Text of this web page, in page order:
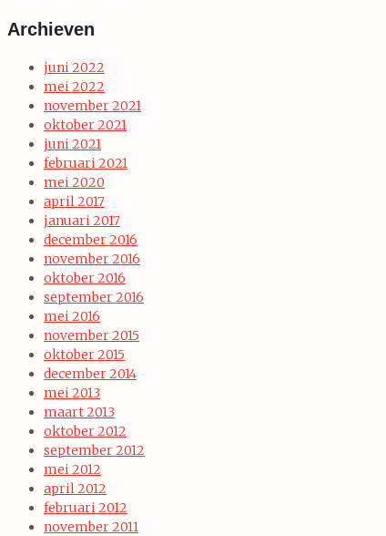
Archieven
juni 2022
mei 2022
november 2021
oktober 2021
juni 2021
februari 2021
mei 2020
april 2017
januari 2017
december 2016
november 2016
oktober 2016
september 2016
mei 2016
november 2015
oktober 2015
december 2014
mei 2013
maart 2013
oktober 2012
september 2012
mei 2012
april 2012
februari 2012
november 2011